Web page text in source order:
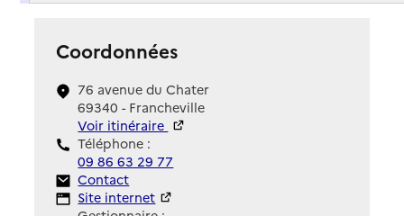
Coordonnées
76 avenue du Chater
69340 - Francheville
Voir itinéraire
Téléphone :
09 86 63 29 77
Contact
Contact
Site Internet
Site internet